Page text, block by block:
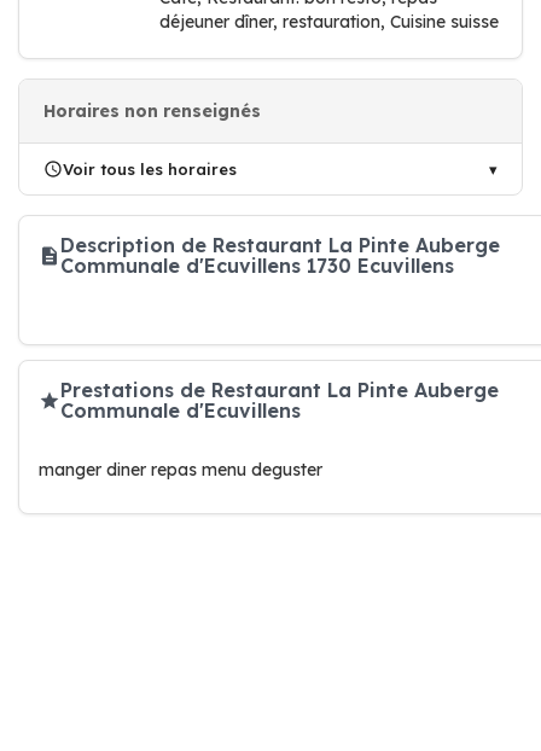
déjeuner dîner, restauration, Cuisine suisse
Horaires non renseignés
Voir tous les horaires
Description de Restaurant La Pinte Auberge
Communale d'Ecuvillens 1730 Ecuvillens
Prestations de Restaurant La Pinte Auberge
Communale d'Ecuvillens
manger diner repas menu deguster